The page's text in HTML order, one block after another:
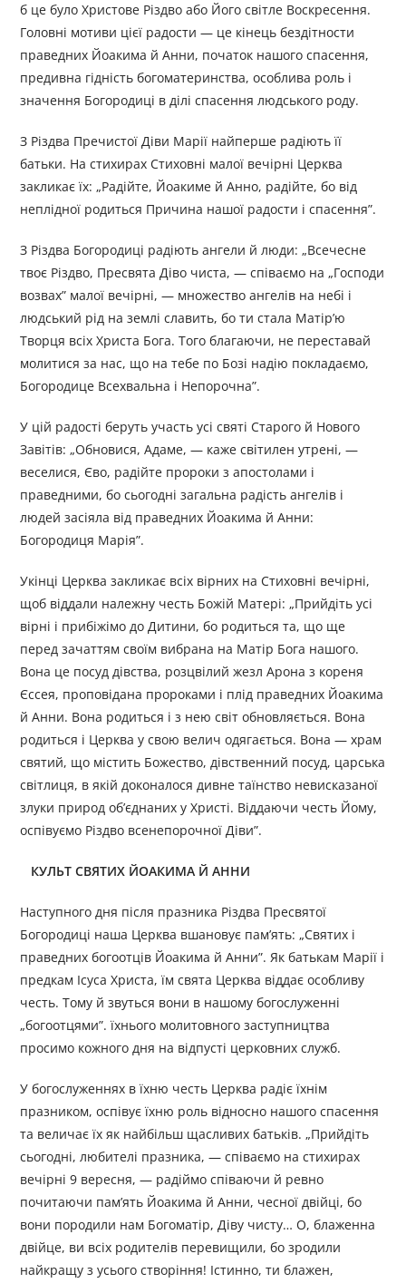
б це було Христове Різдво або Його світле Воскресення.
Головні мотиви цієї радости — це кінець бездітности
праведних Йоакима й Анни, початок нашого спасення,
предивна гідність богоматеринства, особлива роль і
значення Богородиці в ділі спасення людського роду.
З Різдва Пречистої Діви Марії найперше радіють її
батьки. На стихирах Стиховні малої вечірні Церква
закликає їх: „Радійте, Йоакиме й Анно, радійте, бо від
неплідної родиться Причина нашої радости і спасення”.
З Різдва Богородиці радіють ангели й люди: „Всечесне
твоє Різдво, Пресвята Діво чиста, — співаємо на „Господи
возвах” малої вечірні, — множество ангелів на небі і
людський рід на землі славить, бо ти стала Матір’ю
Творця всіх Христа Бога. Того благаючи, не переставай
молитися за нас, що на тебе по Бозі надію покладаємо,
Богородице Всехвальна і Непорочна”.
У цій радості беруть участь усі святі Старого й Нового
Завітів: „Обновися, Адаме, — каже світилен утрені, —
веселися, Єво, радійте пророки з апостолами і
праведними, бо сьогодні загальна радість ангелів і
людей засіяла від праведних Йоакима й Анни:
Богородиця Марія”.
Укінці Церква закликає всіх вірних на Стиховні вечірні,
щоб віддали належну честь Божій Матері: „Прийдіть усі
вірні і прибіжімо до Дитини, бо родиться та, що ще
перед зачаттям своїм вибрана на Матір Бога нашого.
Вона це посуд дівства, розцвілий жезл Арона з кореня
Єссея, проповідана пророками і плід праведних Йоакима
й Анни. Вона родиться і з нею світ обновляється. Вона
родиться і Церква у свою велич одягається. Вона — храм
святий, що містить Божество, дівственний посуд, царська
світлиця, в якій доконалося дивне таїнство невисказаної
злуки природ об’єднаних у Христі. Віддаючи честь Йому,
оспівуємо Різдво всенепорочної Діви”.
КУЛЬТ СВЯТИХ ЙОАКИМА Й АННИ
Наступного дня після празника Різдва Пресвятої
Богородиці наша Церква вшановує пам’ять: „Святих і
праведних богоотців Йоакима й Анни”. Як батькам Марії і
предкам Ісуса Христа, їм свята Церква віддає особливу
честь. Тому й звуться вони в нашому богослуженні
„богоотцями”. їхнього молитовного заступництва
просимо кожного дня на відпусті церковних служб.
У богослуженнях в їхню честь Церква радіє їхнім
празником, оспівує їхню роль відносно нашого спасення
та величає їх як найбільш щасливих батьків. „Прийдіть
сьогодні, любителі празника, — співаємо на стихирах
вечірні 9 вересня, — радіймо співаючи й ревно
почитаючи пам’ять Йоакима й Анни, чесної двійці, бо
вони породили нам Богоматір, Діву чисту… О, блаженна
двійце, ви всіх родителів перевищили, бо зродили
найкращу з усього створіння! Істинно, ти блажен,